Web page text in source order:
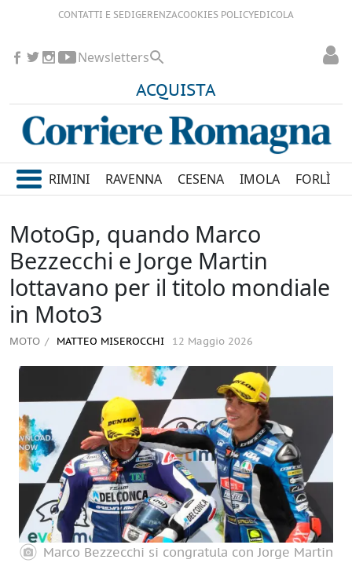
CONTATTI E SEDIGERENZACOOKIES POLICYEDICOLA
ACQUISTA
Newsletters
RIMINI RAVENNA CESENA IMOLA FORLÌ
MotoGp, quando Marco
Bezzecchi e Jorge Martin
lottavano per il titolo mondiale
in Moto3
MOTO MATTEO MISEROCCHI 12 Maggio 2026
Marco Bezzecchi si congratula con Jorge Martin